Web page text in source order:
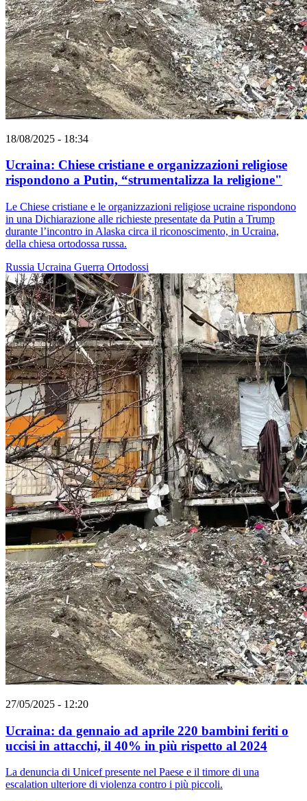
18/08/2025 - 18:34
Ucraina: Chiese cristiane e organizzazioni religiose
rispondono a Putin, “strumentalizza la religione"
Le Chiese cristiane e le organizzazioni religiose ucraine rispondono
in una Dichiarazione alle richieste presentate da Putin a Trump
durante l’incontro in Alaska circa il riconoscimento, in Ucraina,
della chiesa ortodossa russa.
Russia Ucraina Guerra Ortodossi
27/05/2025 - 12:20
Ucraina: da gennaio ad aprile 220 bambini feriti o
uccisi in attacchi, il 40% in più rispetto al 2024
La denuncia di Unicef presente nel Paese e il timore di una
escalation ulteriore di violenza contro i più piccoli.